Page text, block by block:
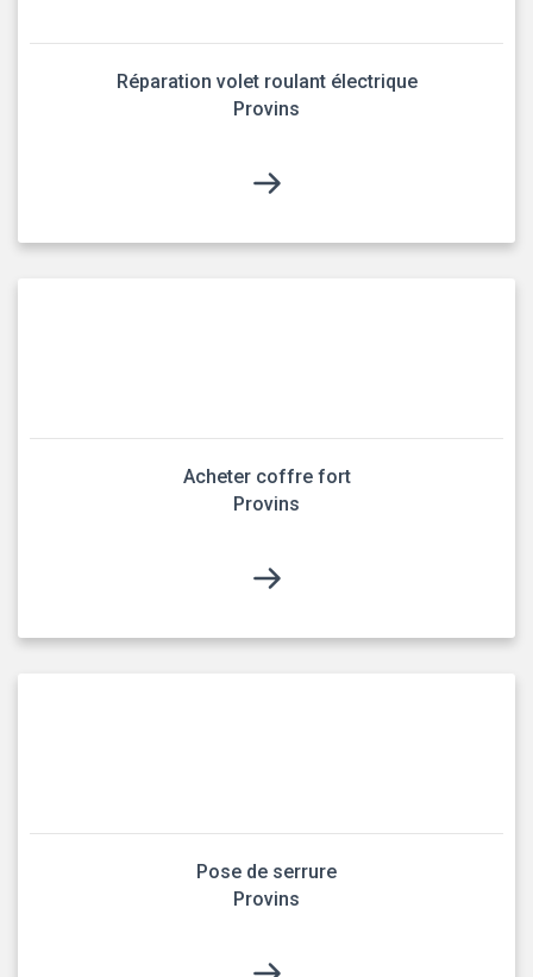
Réparation volet roulant électrique
Provins
Acheter coffre fort
Provins
Pose de serrure
Provins